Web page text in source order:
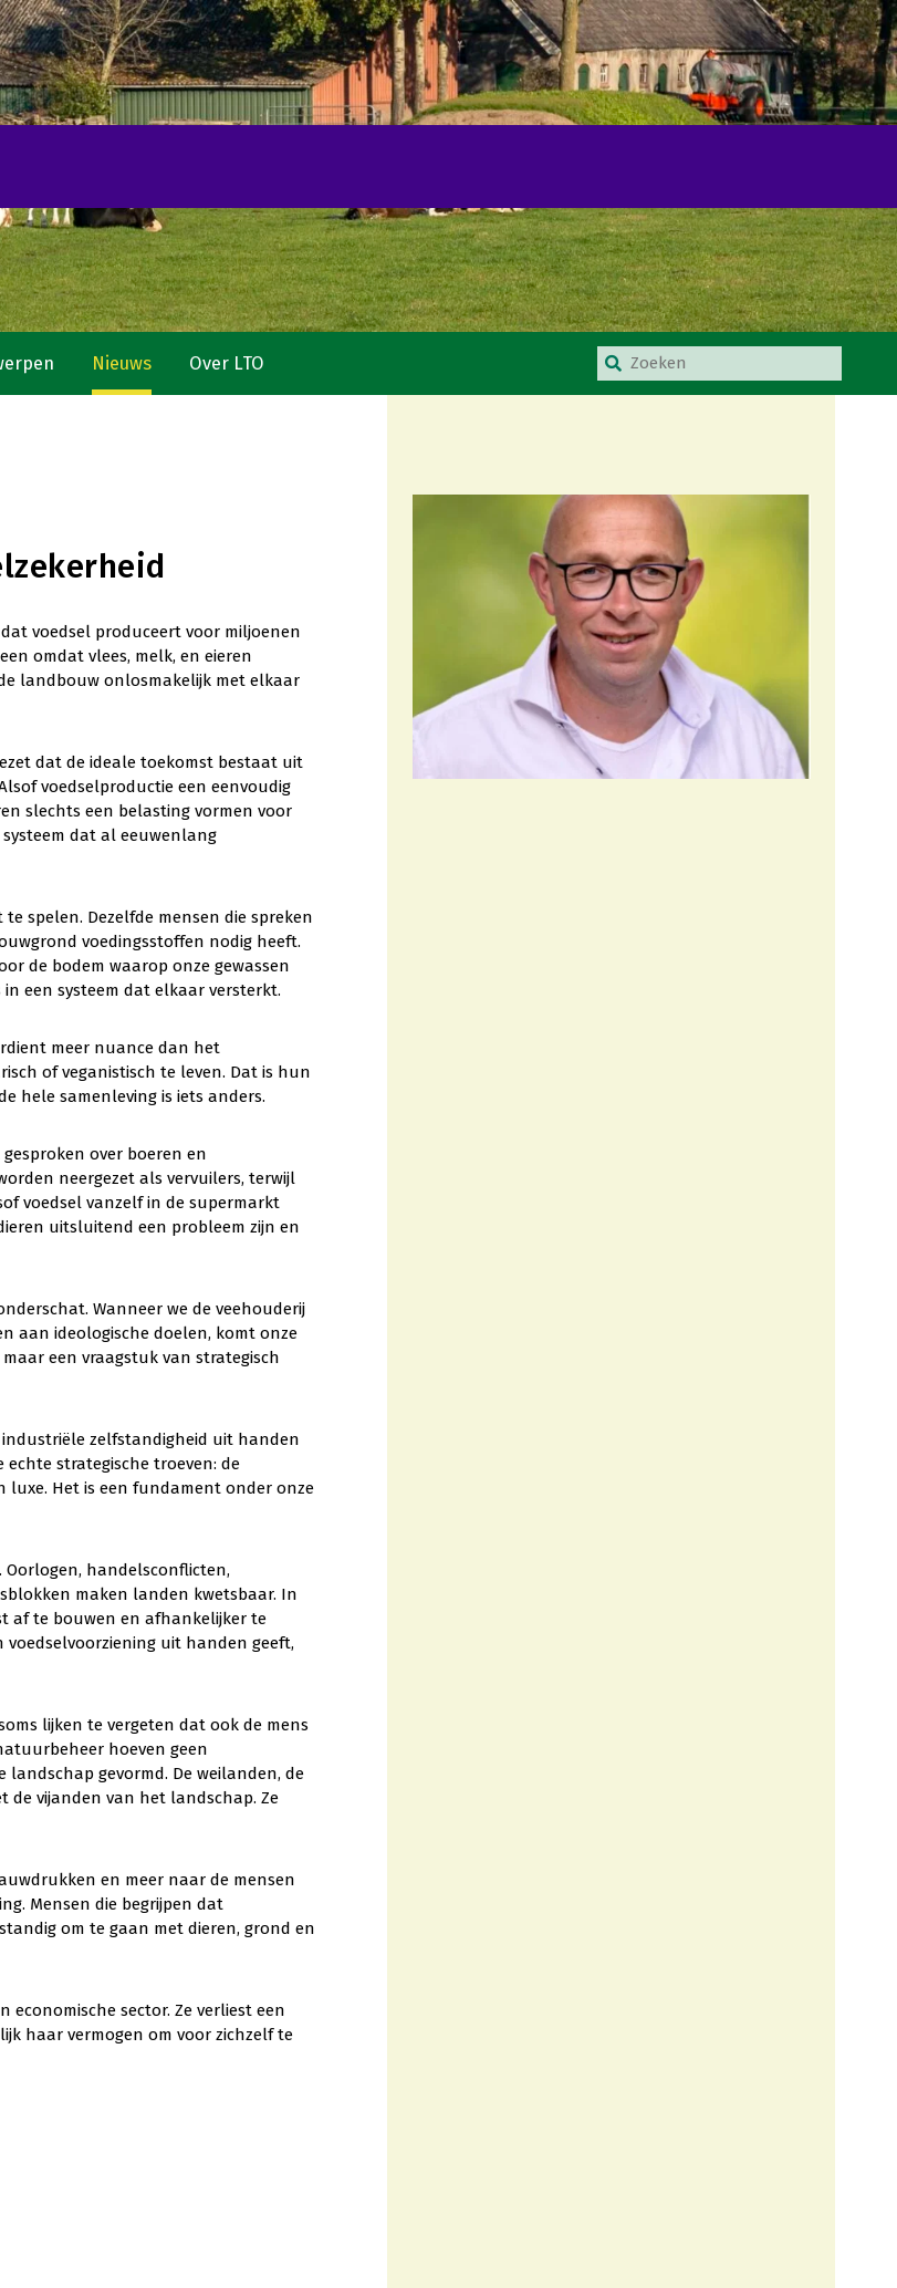
Nieuws Over LTO
voedsel produceert voor miljoenen
omdat vlees, melk, en eieren
landbouw onlosmakelijk met elkaar
dat de ideale toekomst bestaat uit
voedselproductie een eenvoudig
slechts een belasting vormen voor
dat al eeuwenlang
spelen. Dezelfde mensen die spreken
voedingsstoffen nodig heeft.
de bodem waarop onze gewassen
een systeem dat elkaar versterkt.
meer nuance dan het
of veganistisch te leven. Dat is hun
hele samenleving is iets anders.
over boeren en
neergezet als vervuilers, terwijl
voedsel vanzelf in de supermarkt
uitsluitend een probleem zijn en
Wanneer we de veehouderij
aan ideologische doelen, komt onze
een vraagstuk van strategisch
zelfstandigheid uit handen
echte strategische troeven: de
luxe. Het is een fundament onder onze
handelsconflicten,
maken landen kwetsbaar. In
af te bouwen en afhankelijker te
uit handen geeft,
lijken te vergeten dat ook de mens
hoeven geen
gevormd. De weilanden, de
de vijanden van het landschap. Ze
en meer naar de mensen
Mensen die begrijpen dat
om te gaan met dieren, grond en
economische sector. Ze verliest een
haar vermogen om voor zichzelf te